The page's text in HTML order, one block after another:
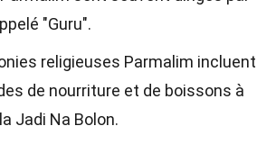
"Guru".
religieuses Parmalim incluent
de nourriture et de boissons à
Jadi Na Bolon.